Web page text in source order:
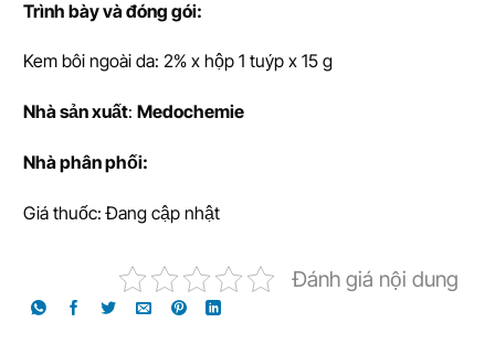
Trình bày và đóng gói:
Kem bôi ngoài da: 2% x hộp 1 tuýp x 15 g
Nhà sản xuất: Medochemie
Nhà phân phối:
Giá thuốc: Đang cập nhật
Đánh giá nội dung